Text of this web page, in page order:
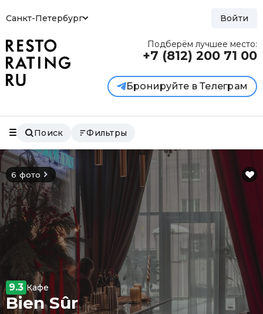
Санкт-Петербург Войти
Подберём лучшее место:
+7 (812) 200 71 00
Бронируйте в Телеграм
Поиск Фильтры
6 фото
9.3 Кафе
Bien Sûr